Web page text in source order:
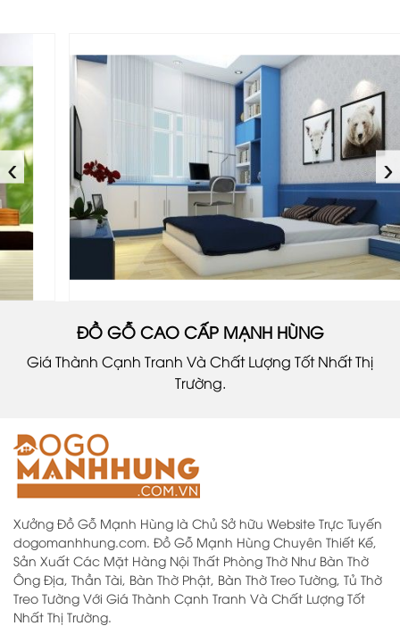
‹ ›
ĐỒ GỖ CAO CẤP MẠNH HÙNG
Giá Thành Cạnh Tranh Và Chất Lượng Tốt Nhất Thị
Trường.
Xưởng Đồ Gỗ Mạnh Hùng là Chủ Sở hữu Website Trực Tuyến
dogomanhhung.com. Đồ Gỗ Mạnh Hùng Chuyên Thiết Kế,
Sản Xuất Các Mặt Hàng Nội Thất Phòng Thờ Như Bàn Thờ
Ông Địa, Thần Tài, Bàn Thờ Phật, Bàn Thờ Treo Tường, Tủ Thờ
Treo Tường Với Giá Thành Cạnh Tranh Và Chất Lượng Tốt
Nhất Thị Trường.